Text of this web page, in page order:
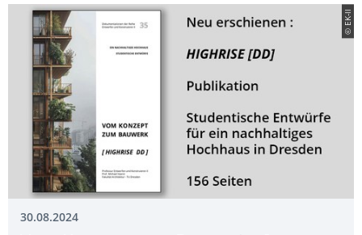
© EK-ll
30.08.2024